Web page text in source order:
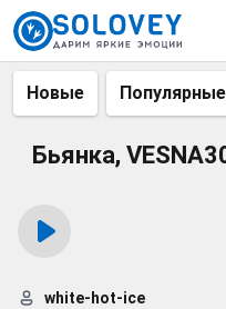
Новые Популярные
Бьянка,
white-hot-ice